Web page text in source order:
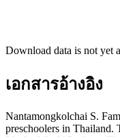
Download data is not yet
เอกสารอ้างอิง
Nantamongkolchai S.
preschoolers in Thailand.